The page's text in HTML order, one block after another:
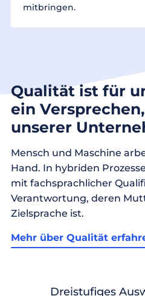
mitbringen.
Qualität ist für
ein
unserer
Mensch und Maschine
Hand. In hybriden
mit fachsprachlicher
Verantwortung, deren
Zielsprache ist.
Mehr über Qualität
Dreistufiges